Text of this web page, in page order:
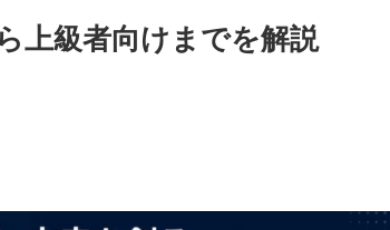
上級者向けまでを解説